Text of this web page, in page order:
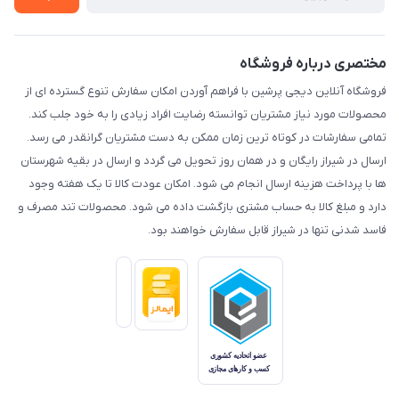
مختصری درباره فروشگاه
فروشگاه آنلاین دیجی پرشین با فراهم آوردن امکان سفارش تنوع گسترده ای از
محصولات مورد نیاز مشتریان توانسته رضایت افراد زیادی را به خود جلب کند.
تمامی سفارشات در کوتاه ترین زمان ممکن به دست مشتریان گرانقدر می رسد.
ارسال در شیراز رایگان و در همان روز تحویل می گردد و ارسال در بقیه شهرستان
ها با پرداخت هزینه ارسال انجام می شود. امکان عودت کالا تا یک هفته وجود
دارد و مبلغ کالا به حساب مشتری بازگشت داده می شود. محصولات تند مصرف و
فاسد شدنی تنها در شیراز قابل سفارش خواهند بود.